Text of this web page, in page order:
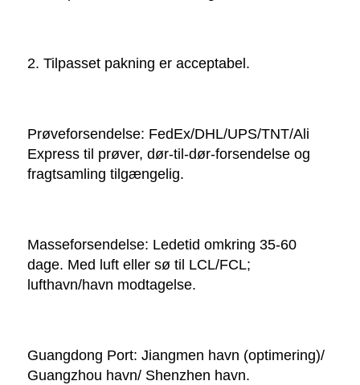
2. Tilpasset pakning er acceptabel.
Prøveforsendelse: FedEx/DHL/UPS/TNT/Ali
Express til prøver, dør-til-dør-forsendelse og
fragtsamling tilgængelig.
Masseforsendelse: Ledetid omkring 35-60
dage. Med luft eller sø til LCL/FCL;
lufthavn/havn modtagelse.
Guangdong Port: Jiangmen havn (optimering)/
Guangzhou havn/ Shenzhen havn.